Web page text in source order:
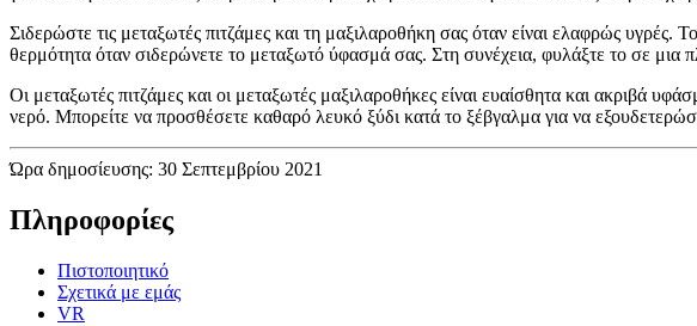
Σιδερώστε τις μεταξωτές πιτζάμες και τη μαξιλαροθήκη σας όταν είναι ελαφρώς
θερμότητα όταν σιδερώνετε το μεταξωτό ύφασμά σας. Στη συνέχεια, φυλάξτε το σε μια
Οι μεταξωτές πιτζάμες και οι μεταξωτές μαξιλαροθήκες είναι ευαίσθητα και ακριβά
νερό. Μπορείτε να προσθέσετε καθαρό λευκό ξύδι κατά το ξέβγαλμα για να
Ώρα δημοσίευσης: 30 Σεπτεμβρίου 2021
Πληροφορίες
Πιστοποιητικό
Σχετικά με εμάς
VR